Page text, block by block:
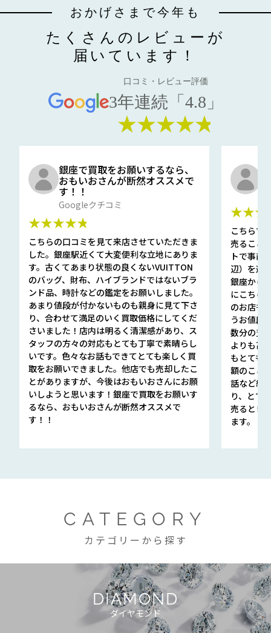
おかげさまで今年も
たくさんのレビューが
届いています！
口コミ・レビュー評価
3年連続「4.8」
★★★★★
銀座で買取をお願いするなら、
おもいおさんが断然オススメで
す！！
Googleクチコミ
★★★★★
こちらの口コミを見て来店させていただきま
した。銀座駅近くて大変便利な立地にありま
す。古くてあまり状態の良くないVUITTON
のバッグ、財布、ハイブランドではないブラ
ンド品、時計などの鑑定をお願いしました。
あまり値段が付かないものも親身に見て下さ
り、合わせて満足のいく買取価格にしてくだ
さいました！店内は明るく清潔感があり、ス
タッフの方々の対応もとても丁寧で素晴らし
いです。色々なお話もできてとても楽しく買
取をお願いできました。他店でも売却したこ
とがありますが、今後はおもいおさんにお願
いしようと思います！銀座で買取をお願いす
るなら、おもいおさんが断然オススメで
す！！
こちらで
売ること
トで事前
辺）を選
銀座から
にこちら
のお店も
うお値段
数分の査
よりも高
もとても
額のこと
話など細
り、とて
売るとき
ます。
CATEGORY
カテゴリーから探す
DIAMOND
ダイヤモンド